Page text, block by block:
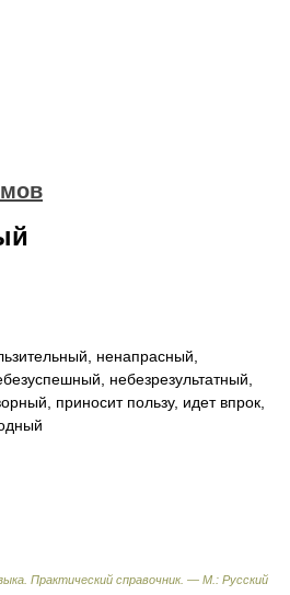
ненапрасный,
небезрезультатный,
приносит пользу, идет впрок,
Практический справочник. — М.: Русский